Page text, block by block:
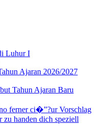
Luhur I
Ajaran 2026/2027
Tahun Ajaran Baru
ferner ci�”?ur Vorschlag
zu handen dich speziell